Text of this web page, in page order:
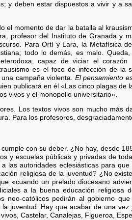
y deben estar dispuestos a vivir y a
el momento de dar la batalla al
profesor del Instituto de Granada y
Para Ortí y Lara, la Metafísica
todo lo demás, es malo.
capaz de viciar el
es el foco de infección de la
campaña violenta. El pensamiento
publicará en él «Las cinco plagas
vivos y el monopolio universitario».
Los textos vivos son mucho más
Para los profesores,
con su deber. ¿No hay, desde
y escuelas públicas y privadas de
las autoridades eclesiásticas para
religiosa de la juventud? ¿No
«cuando un prelado diocesano
a la buena educación
neo-católicos pedirán al gobierno
juventud. Hay que acabar de una
Castelar, Canalejas, Figueroa,